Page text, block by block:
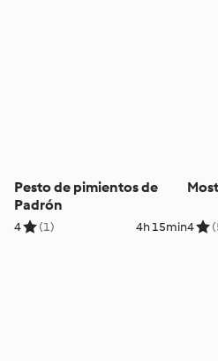
Pesto de pimientos de
Padrón
4 (1) 4h 15min4